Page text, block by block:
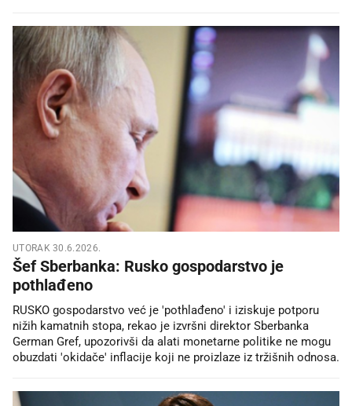
UTORAK 30.6.2026.
Šef Sberbanka: Rusko gospodarstvo je
pothlađeno
RUSKO gospodarstvo već je 'pothlađeno' i iziskuje potporu
nižih kamatnih stopa, rekao je izvršni direktor Sberbanka
German Gref, upozorivši da alati monetarne politike ne mogu
obuzdati 'okidače' inflacije koji ne proizlaze iz tržišnih odnosa.